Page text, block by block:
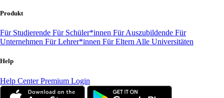
Produkt
Für Studierende Für Schüler*innen Für Auszubildende Für
Unternehmen Für Lehrer*innen Für Eltern Alle Universitäten
Help
Help CenterPremium Login